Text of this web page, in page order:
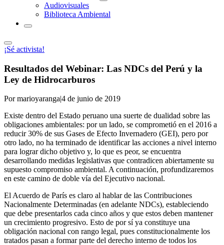
Audiovisuales
Biblioteca Ambiental
¡Sé activista!
Resultados del Webinar: Las NDCs del Perú y la
Ley de Hidrocarburos
Por marioyaranga|4 de junio de 2019
Existe dentro del Estado peruano una suerte de dualidad sobre las
obligaciones ambientales: por un lado, se comprometió en el 2016 a
reducir 30% de sus Gases de Efecto Invernadero (GEI), pero por
otro lado, no ha terminado de identificar las acciones a nivel interno
para lograr dicho objetivo y, lo que es peor, se encuentra
desarrollando medidas legislativas que contradicen abiertamente su
supuesto compromiso ambiental. A continuación, profundizaremos
en este camino de doble vía del Ejecutivo nacional.
El Acuerdo de París es claro al hablar de las Contribuciones
Nacionalmente Determinadas (en adelante NDCs), estableciendo
que debe presentarlos cada cinco años y que estos deben mantener
un crecimiento progresivo. Esto de por sí ya constituye una
obligación nacional con rango legal, pues constitucionalmente los
tratados pasan a formar parte del derecho interno de todos los